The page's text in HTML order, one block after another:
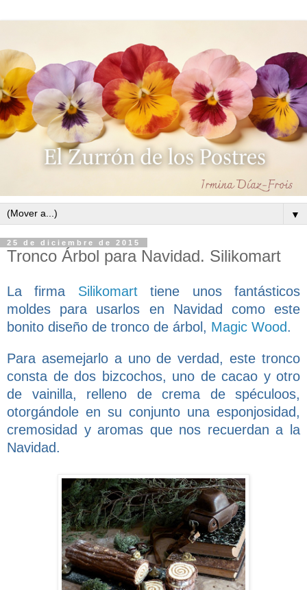
▼
25 de diciembre de 2015
Tronco Árbol para Navidad. Silikomart
La firma Silikomarttiene unos fantásticos
moldes para usarlos en Navidad como este
bonito diseño de tronco de árbol, Magic Wood.
Para asemejarlo a uno de verdad, este tronco
consta de dos bizcochos, uno de cacao y otro
de vainilla, relleno de crema de spéculoos,
otorgándole en su conjunto una esponjosidad,
cremosidad y aromas que nos recuerdan a la
Navidad.